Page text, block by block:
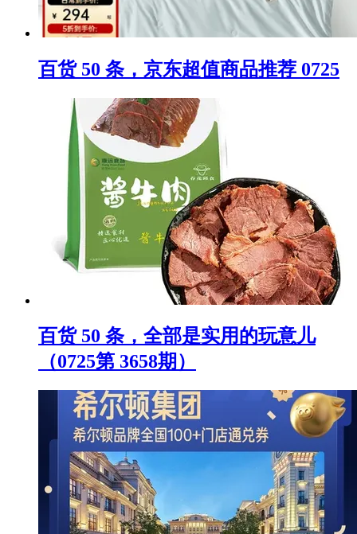
百货 50 条，京东超值商品推荐 0725
百货 50 条，全部是实用的玩意儿
（0725第 3658期）